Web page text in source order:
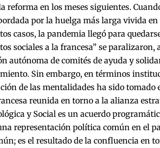
reforma en los meses siguientes.
por la huelga más larga vivida en
casos, la pandemia llegó para
sociales a la francesa” se paralizaron,
autónoma de comités de ayuda y
Sin embargo, en términos
de las mentalidades ha sido tomado
reunida en torno a la alianza
y Social es un acuerdo
representación política común en el
es el resultado de la confluencia en